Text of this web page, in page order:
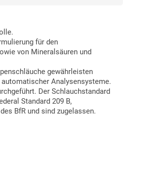
für den
von Mineralsäuren und
gewährleisten
Analysensysteme.
Der Schlauchstandard
Standard 209 B,
BfR und sind zugelassen.